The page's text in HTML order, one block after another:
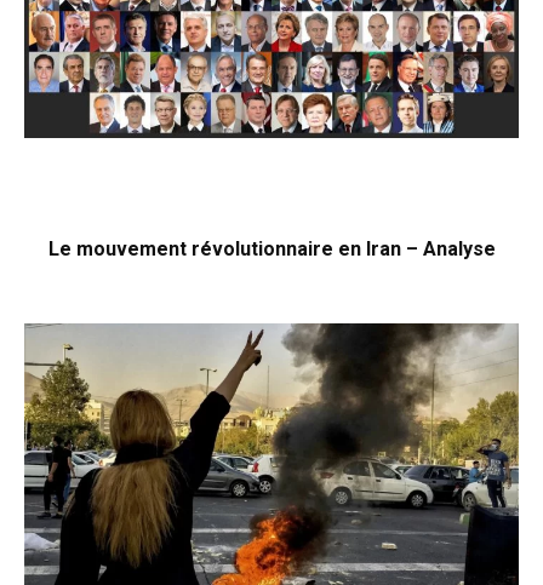
Le mouvement révolutionnaire en Iran – Analyse